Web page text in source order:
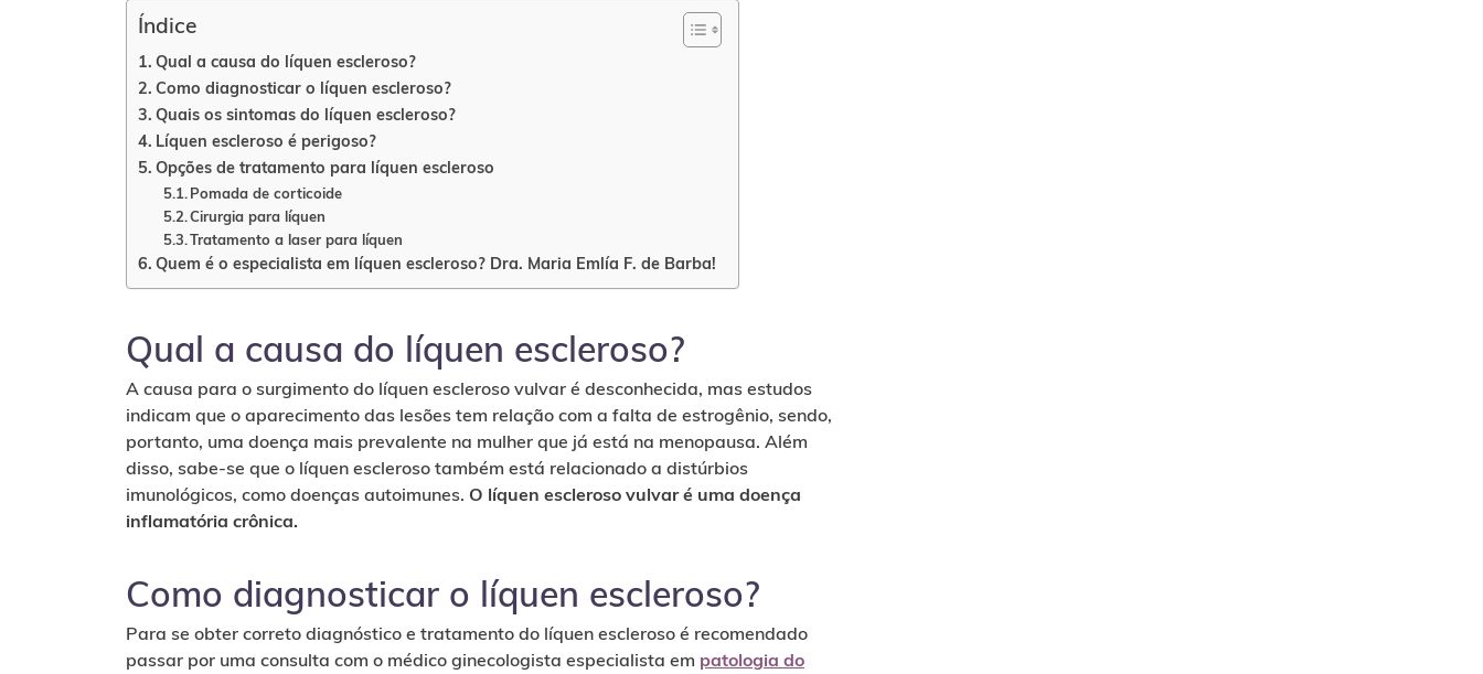
Índice
Qual a causa do líquen escleroso?
Como diagnosticar o líquen escleroso?
Quais os sintomas do líquen escleroso?
Líquen escleroso é perigoso?
Opções de tratamento para líquen escleroso
Pomada de corticoide
Cirurgia para líquen
Tratamento a laser para líquen
Quem é o especialista em líquen escleroso? Dra. Maria Emlía F. de Barba!
Qual a causa do líquen escleroso?
A causa para o surgimento do líquen escleroso vulvar é desconhecida, mas estudos
indicam que o aparecimento das lesões tem relação com a falta de estrogênio, sendo,
portanto, uma doença mais prevalente na mulher que já está na menopausa. Além
disso, sabe-se que o líquen escleroso também está relacionado a distúrbios
imunológicos, como doenças autoimunes. O líquen escleroso vulvar é uma doença
inflamatória crônica.
Como diagnosticar o líquen escleroso?
Para se obter correto diagnóstico e tratamento do líquen escleroso é recomendado
passar por uma consulta com o médico ginecologista especialista em patologia do